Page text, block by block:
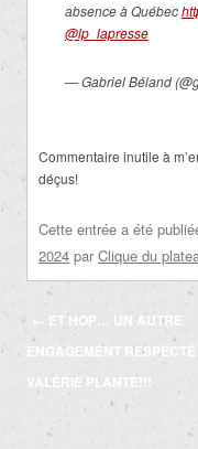
absence à Québec
@lp_lapresse
— Gabriel Béland
Commentaire inutile à
déçus!
Cette entrée a été
2024 par Clique du
Navigation
des
articles
←
ET HOP… UN AUTRE
ENGAGEMENT RESPECTÉ
VALÉRIE PLANTE!!!